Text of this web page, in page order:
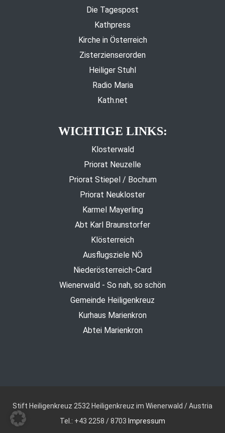
Die Tagespost
Kathpress
Kirche in Österreich
Zisterzienserorden
Heiliger Stuhl
Radio Maria
Kath.net
WICHTIGE LINKS:
Klosterwald
Priorat Neuzelle
Priorat Stiepel / Bochum
Priorat Neukloster
Karmel Mayerling
Abt Karl Braunstorfer
Klösterreich
Ausflugsziele NÖ
Niederösterreich-Card
Wienerwald - So nah, so schön
Gemeinde Heiligenkreuz
Kurhaus Marienkron
Abtei Marienkron
Stift Heiligenkreuz 2532 Heiligenkreuz im Wienerwald / Austria
Tel.: +43 2258 / 8703 Impressum